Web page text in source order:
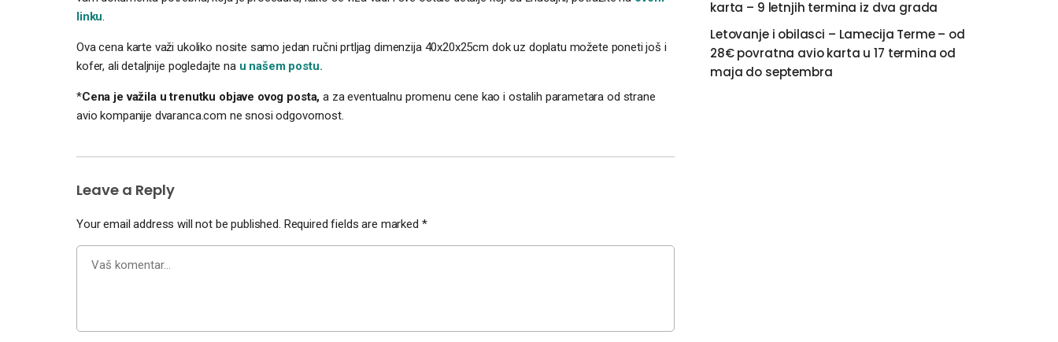
linku.
Ova cena karte važi ukoliko nosite samo jedan ručni prtljag dimenzija 40x20x25cm dok uz doplatu možete poneti još i
kofer, ali detaljnije pogledajte na u našem postu.
*Cena je važila u trenutku objave ovog posta, a za eventualnu promenu cene kao i ostalih parametara od strane
avio kompanije dvaranca.com ne snosi odgovornost.
Leave a Reply
Your email address will not be published. Required fields are marked *
karta – 9 letnjih termina iz dva grada
Letovanje i obilasci – Lamecija Terme – od
28€ povratna avio karta u 17 termina od
maja do septembra